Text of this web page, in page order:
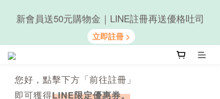
隨心享受｜貝果任選6組$899
新會員送50元購物金｜LINE註冊再送優格吐司
您好，點擊下方「前往註冊」
即可獲得LINE限定優惠券。